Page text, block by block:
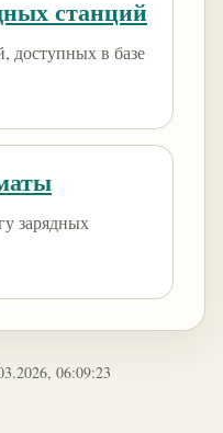
станций
доступных в базе
зарядных
06:09:23